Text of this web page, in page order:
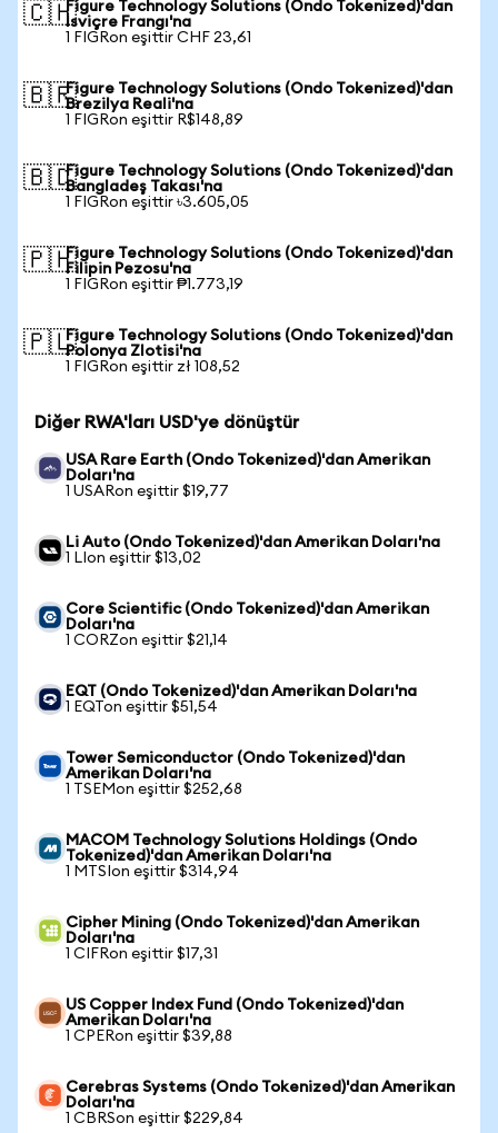
🇨🇭Figure Technology Solutions (Ondo Tokenized)'dan
İsviçre Frangı'na
1 FIGRon eşittir CHF 23,61
🇧🇷Figure Technology Solutions (Ondo Tokenized)'dan
Brezilya Reali'na
1 FIGRon eşittir R$148,89
🇧🇩Figure Technology Solutions (Ondo Tokenized)'dan
Bangladeş Takası'na
1 FIGRon eşittir ৳3.605,05
🇵🇭Figure Technology Solutions (Ondo Tokenized)'dan
Filipin Pezosu'na
1 FIGRon eşittir ₱1.773,19
🇵🇱Figure Technology Solutions (Ondo Tokenized)'dan
Polonya Zlotisi'na
1 FIGRon eşittir zł 108,52
Diğer RWA'ları USD'ye dönüştür
USA Rare Earth (Ondo Tokenized)'dan Amerikan
Doları'na
1 USARon eşittir $19,77
Li Auto (Ondo Tokenized)'dan Amerikan Doları'na
1 LIon eşittir $13,02
Core Scientific (Ondo Tokenized)'dan Amerikan
Doları'na
1 CORZon eşittir $21,14
EQT (Ondo Tokenized)'dan Amerikan Doları'na
1 EQTon eşittir $51,54
Tower Semiconductor (Ondo Tokenized)'dan
Amerikan Doları'na
1 TSEMon eşittir $252,68
MACOM Technology Solutions Holdings (Ondo
Tokenized)'dan Amerikan Doları'na
1 MTSIon eşittir $314,94
Cipher Mining (Ondo Tokenized)'dan Amerikan
Doları'na
1 CIFRon eşittir $17,31
US Copper Index Fund (Ondo Tokenized)'dan
Amerikan Doları'na
1 CPERon eşittir $39,88
Cerebras Systems (Ondo Tokenized)'dan Amerikan
Doları'na
1 CBRSon eşittir $229,84